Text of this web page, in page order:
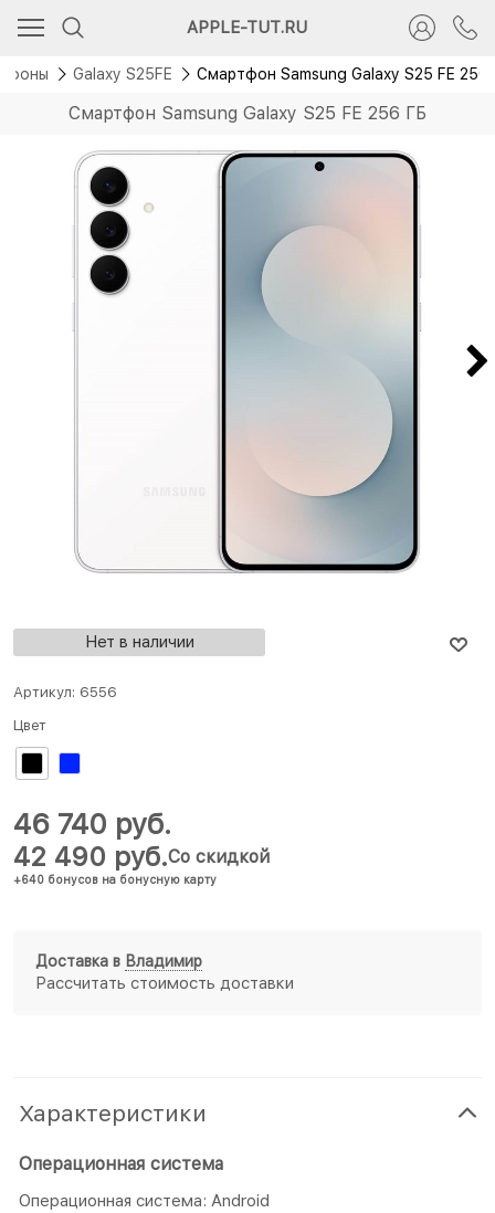
APPLE-TUT.RU
Galaxy S25FE Смартфон Samsung Galaxy S25 FE 256
Смартфон Samsung Galaxy S25 FE 256 ГБ
Новинка
Нет в наличии
Артикул: 6556
Цвет
42 490 руб.
+640 бонусов на бонусную карту
Со скидкой
46 740 руб.
Доставка в Владимир
Рассчитать стоимость доставки
Характеристики
Операционная система
Операционная система: Android